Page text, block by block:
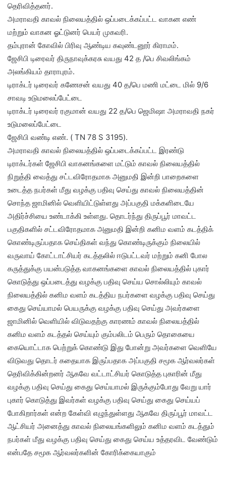
தெரிவித்தனர்.
அமராவதி காவல் நிலையத்தில் ஒப்படைக்கப்பட்ட வாகன எண்
மற்றும் வாகன ஓட்டுனர் பெயர் முகவரி.
தம்புரான் கோவில் பிரிவு ஆண்டிய கவுண்டனூர் கிராமம்.
ஜேசிபி டிரைவர் திருநாவுக்கரசு வயது 42 த /பெ சிவலிங்கம்
அலங்கியம் தாராபுரம்.
டிராக்டர் டிரைவர் கணேசன் வயது 40 த/பெ மணி மட்டை மில் 9/6
சாவடி உடுமலைப்பேட்டை
டிராக்டர் டிரைவர் ரகுமான் வயது 22 த/பெ ஜெமிஷா அமராவதி நகர்
உடுமலைப்பேட்டை
ஜேசிபி வண்டி எண். ( TN 78 S 3195).
அமராவதி காவல் நிலையத்தில் ஒப்படைக்கப்பட்ட இரண்டு
டிராக்டர்கள் ஜேசிபி வாகனங்களை மட்டும் காவல் நிலையத்தில்
நிறுத்தி வைத்து சட்டவிரோதமாக அனுமதி இன்றி பாறைகளை
உடைத்த நபர்கள் மீது வழக்கு பதிவு செய்து காவல் நிலையத்தின்
சொந்த ஜாமினில் வெளியிட்டுள்ளது அப்பகுதி மக்களிடையே
அதிர்ச்சியை உண்டாக்கி உள்ளது. தொடர்ந்து திருப்பூர் மாவட்ட
பகுதிகளில் சட்டவிரோதமாக அனுமதி இன்றி கனிம வளம் கடத்திக்
கொண்டிருப்பதாக செய்திகள் வந்து கொண்டிருக்கும் நிலையில்
வருவாய் கோட்டாட்சியர் கடத்தலில் ஈடுபட்டவர் மற்றும் கனி போல
கருத்துக்கு பயன்படுத்த வாகனங்களை காவல் நிலையத்தில் புகார்
கொடுத்து ஒப்படைத்து வழக்கு பதிவு செய்ய சொல்லியும் காவல்
நிலையத்தில் கனிம வளம் கடத்திய நபர்களை வழக்கு பதிவு செய்து
கைது செய்யாமல் பெயருக்கு வழக்கு பதிவு செய்து அவர்களை
ஜாமினில் வெளியில் விடுவதற்கு காரணம் காவல் நிலையத்தில்
கனிம வளம் கடத்தல் செய்யும் கும்பலிடம் பெரும் தொகையை
கையொட்டாக பெற்றுக் கொண்டு இது போன்று அவர்களை வெளியே
விடுவது தொடர் கதையாக இருப்பதாக அப்பகுதி சமூக ஆர்வலர்கள்
தெரிவிக்கின்றனர் ஆகவே வட்டாட்சியர் கொடுத்த புகாரின் மீது
வழக்கு பதிவு செய்து கைது செய்யாமல் இருக்கும்போது வேறு யார்
புகார் கொடுத்து இவர்கள் வழக்கு பதிவு செய்து கைது செய்யப்
போகிறார்கள் என்ற கேள்வி எழுந்துள்ளது ஆகவே திருப்பூர் மாவட்ட
ஆட்சியர் அனைத்து காவல் நிலையங்களிலும் கனிம வளம் கடத்தும்
நபர்கள் மீது வழக்கு பதிவு செய்து கைது செய்ய உத்தரவிட வேண்டும்
என்பதே சமூக ஆர்வலர்களின் கோரிக்கையாகும்